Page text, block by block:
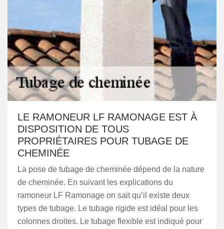
LE RAMONEUR LF RAMONAGE EST À
DISPOSITION DE TOUS
PROPRIÉTAIRES POUR TUBAGE DE
CHEMINÉE
La pose de tubage de cheminée dépend de la nature
de cheminée. En suivant les explications du
ramoneur LF Ramonage on sait qu’il existe deux
types de tubage. Le tubage rigide est idéal pour les
colonnes droites. Le tubage flexible est indiqué pour